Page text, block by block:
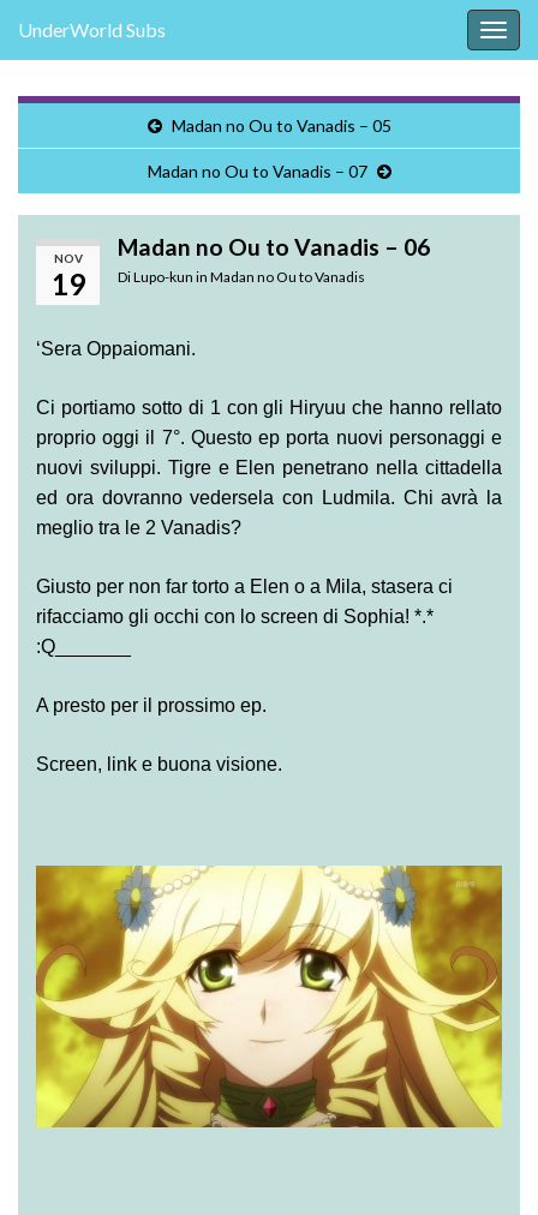
la
UnderWorld Subs
Madan no Ou to Vanadis – 05
Madan no Ou to Vanadis – 07
NOV
19
Madan no Ou to Vanadis – 06
DiLupo-kun in Madan no Ou to Vanadis
‘Sera Oppaiomani.
Ci portiamo sotto di 1 con gli Hiryuu che hanno rellato
proprio oggi il 7°. Questo ep porta nuovi personaggi e
nuovi sviluppi. Tigre e Elen penetrano nella cittadella
ed ora dovranno vedersela con Ludmila. Chi avrà la
meglio tra le 2 Vanadis?
Giusto per non far torto a Elen o a Mila, stasera ci
rifacciamo gli occhi con lo screen di Sophia! *.*
:Q_______
A presto per il prossimo ep.
Screen, link e buona visione.